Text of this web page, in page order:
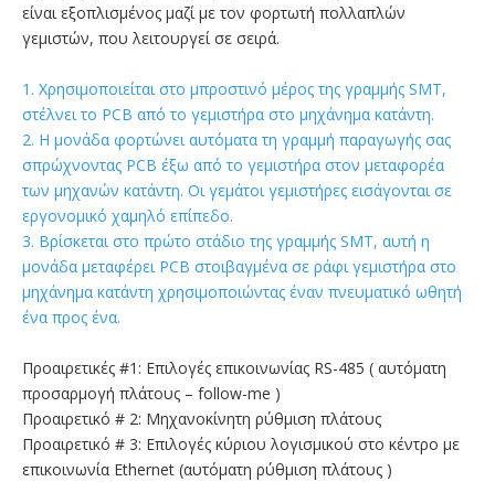
είναι εξοπλισμένος μαζί με τον φορτωτή πολλαπλών
γεμιστών, που λειτουργεί σε σειρά.
1. Χρησιμοποιείται στο μπροστινό μέρος της γραμμής SMT,
στέλνει το PCB από το γεμιστήρα στο μηχάνημα κατάντη.
2. Η μονάδα φορτώνει αυτόματα τη γραμμή παραγωγής σας
σπρώχνοντας PCB έξω από το γεμιστήρα στον μεταφορέα
των μηχανών κατάντη. Οι γεμάτοι γεμιστήρες εισάγονται σε
εργονομικό χαμηλό επίπεδο.
3. Βρίσκεται στο πρώτο στάδιο της γραμμής SMT, αυτή η
μονάδα μεταφέρει PCB στοιβαγμένα σε ράφι γεμιστήρα στο
μηχάνημα κατάντη χρησιμοποιώντας έναν πνευματικό ωθητή
ένα προς ένα.
Προαιρετικές #1: Επιλογές επικοινωνίας RS-485 ( αυτόματη
προσαρμογή πλάτους – follow-me )
Προαιρετικό # 2: Μηχανοκίνητη ρύθμιση πλάτους
Προαιρετικό # 3: Επιλογές κύριου λογισμικού στο κέντρο με
επικοινωνία Ethernet (αυτόματη ρύθμιση πλάτους )